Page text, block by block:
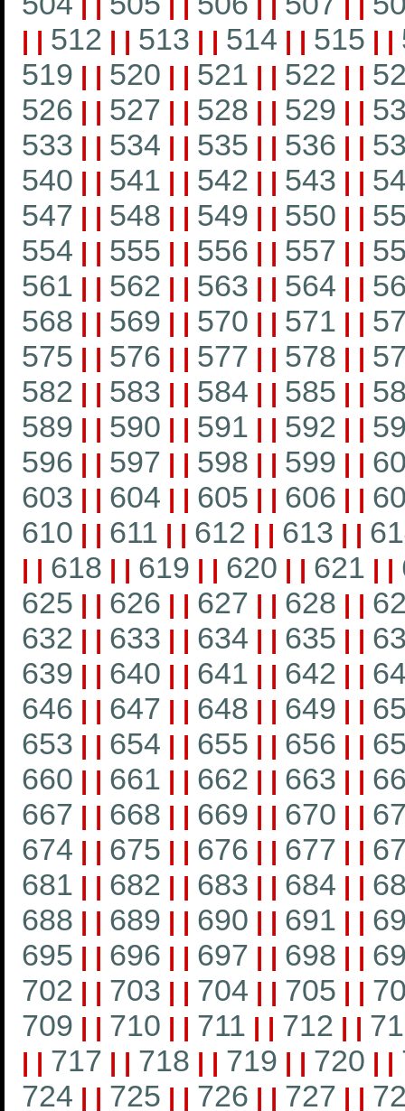
| | 512 | | 513 | | 514 | | 515 | |
519 | | 520 | | 521 | | 522 | |
526 | | 527 | | 528 | | 529 | |
533 | | 534 | | 535 | | 536 | |
540 | | 541 | | 542 | | 543 | |
547 | | 548 | | 549 | | 550 | |
554 | | 555 | | 556 | | 557 | |
561 | | 562 | | 563 | | 564 | |
568 | | 569 | | 570 | | 571 | |
575 | | 576 | | 577 | | 578 | |
582 | | 583 | | 584 | | 585 | |
589 | | 590 | | 591 | | 592 | |
596 | | 597 | | 598 | | 599 | |
603 | | 604 | | 605 | | 606 | |
610 | | 611 | | 612 | | 613 | |
| | 618 | | 619 | | 620 | | 621 | |
625 | | 626 | | 627 | | 628 | |
632 | | 633 | | 634 | | 635 | |
639 | | 640 | | 641 | | 642 | |
646 | | 647 | | 648 | | 649 | |
653 | | 654 | | 655 | | 656 | |
660 | | 661 | | 662 | | 663 | |
667 | | 668 | | 669 | | 670 | |
674 | | 675 | | 676 | | 677 | |
681 | | 682 | | 683 | | 684 | |
688 | | 689 | | 690 | | 691 | |
695 | | 696 | | 697 | | 698 | |
702 | | 703 | | 704 | | 705 | |
709 | | 710 | | 711 | | 712 | |
| | 717 | | 718 | | 719 | | 720 | |
724 | | 725 | | 726 | | 727 | |